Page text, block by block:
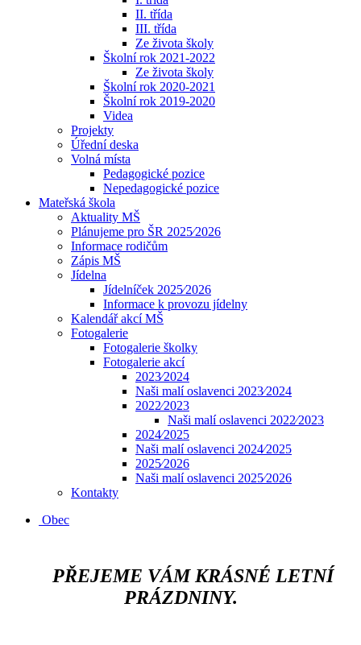
II. třída
III. třída
Ze života školy
Školní rok 2021-2022
Ze života školy
Školní rok 2020-2021
Školní rok 2019-2020
Videa
Projekty
Úřední deska
Volná místa
Pedagogické pozice
Nepedagogické pozice
Mateřská škola
Aktuality MŠ
Plánujeme pro ŠR 2025⁄2026
Informace rodičům
Zápis MŠ
Jídelna
Jídelníček 2025⁄2026
Informace k provozu jídelny
Kalendář akcí MŠ
Fotogalerie
Fotogalerie školky
Fotogalerie akcí
2023⁄2024
Naši malí oslavenci 2023⁄2024
2022⁄2023
Naši malí oslavenci 2022⁄2023
2024⁄2025
Naši malí oslavenci 2024⁄2025
2025⁄2026
Naši malí oslavenci 2025⁄2026
Kontakty
Obec
PŘEJEME VÁM KRÁSNÉ LETNÍ
PRÁZDNINY.